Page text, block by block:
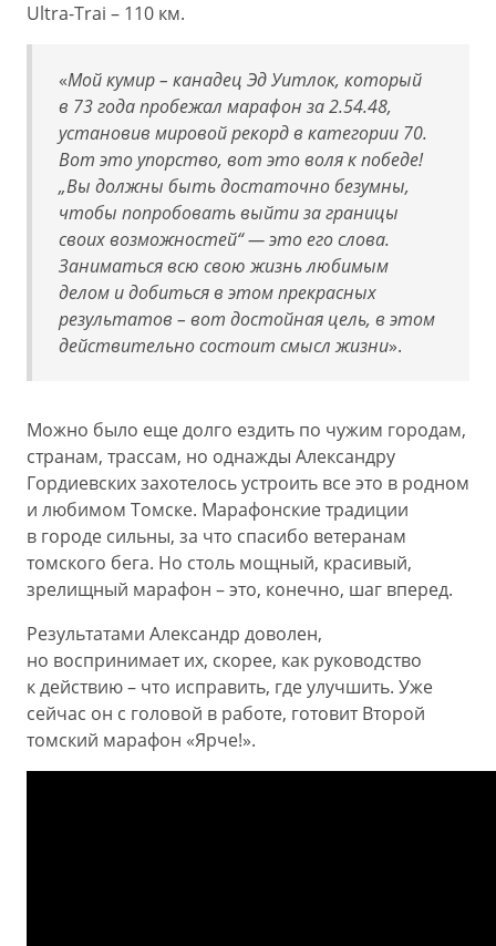
Ultra-Trai – 110 км.
«Мой кумир – канадец Эд Уитлок, который
в 73 года пробежал марафон за 2.54.48,
установив мировой рекорд в категории 70.
Вот это упорство, вот это воля к победе!
„Вы должны быть достаточно безумны,
чтобы попробовать выйти за границы
своих возможностей“ — это его слова.
Заниматься всю свою жизнь любимым
делом и добиться в этом прекрасных
результатов – вот достойная цель, в этом
действительно состоит смысл жизни».
Можно было еще долго ездить по чужим городам,
странам, трассам, но однажды Александру
Гордиевских захотелось устроить все это в родном
и любимом Томске. Марафонские традиции
в городе сильны, за что спасибо ветеранам
томского бега. Но столь мощный, красивый,
зрелищный марафон – это, конечно, шаг вперед.
Результатами Александр доволен,
но воспринимает их, скорее, как руководство
к действию – что исправить, где улучшить. Уже
сейчас он с головой в работе, готовит Второй
томский марафон «Ярче!».